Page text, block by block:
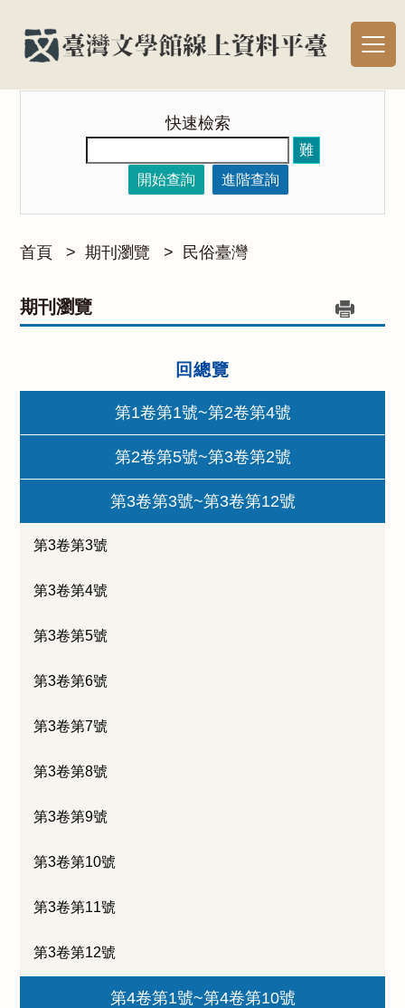
快速檢索
難
開始查詢
進階查詢
首頁 > 期刊瀏覽 > 民俗臺灣
期刊瀏覽
回總覽
第1卷第1號~第2卷第4號
第2卷第5號~第3卷第2號
第3卷第3號~第3卷第12號
第3卷第3號
第3卷第4號
第3卷第5號
第3卷第6號
第3卷第7號
第3卷第8號
第3卷第9號
第3卷第10號
第3卷第11號
第3卷第12號
第4卷第1號~第4卷第10號